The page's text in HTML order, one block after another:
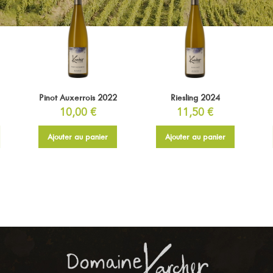
Pinot Auxerrois 2022
10,00 €
Ajouter au panier
Riesling 2024
11,50€
Ajouter au panier